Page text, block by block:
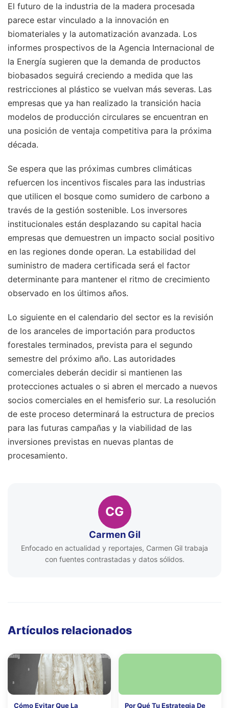
El futuro de la industria de la madera procesada
parece estar vinculado a la innovación en
biomateriales y la automatización avanzada. Los
informes prospectivos de la Agencia Internacional de
la Energía sugieren que la demanda de productos
biobasados seguirá creciendo a medida que las
restricciones al plástico se vuelvan más severas. Las
empresas que ya han realizado la transición hacia
modelos de producción circulares se encuentran en
una posición de ventaja competitiva para la próxima
década.
Se espera que las próximas cumbres climáticas
refuercen los incentivos fiscales para las industrias
que utilicen el bosque como sumidero de carbono a
través de la gestión sostenible. Los inversores
institucionales están desplazando su capital hacia
empresas que demuestren un impacto social positivo
en las regiones donde operan. La estabilidad del
suministro de madera certificada será el factor
determinante para mantener el ritmo de crecimiento
observado en los últimos años.
Lo siguiente en el calendario del sector es la revisión
de los aranceles de importación para productos
forestales terminados, prevista para el segundo
semestre del próximo año. Las autoridades
comerciales deberán decidir si mantienen las
protecciones actuales o si abren el mercado a nuevos
socios comerciales en el hemisferio sur. La resolución
de este proceso determinará la estructura de precios
para las futuras campañas y la viabilidad de las
inversiones previstas en nuevas plantas de
procesamiento.
CG
Carmen Gil
Enfocado en actualidad y reportajes, Carmen Gil trabaja
con fuentes contrastadas y datos sólidos.
Artículos relacionados
Cómo Evitar Que La Por Qué Tu Estrategia De